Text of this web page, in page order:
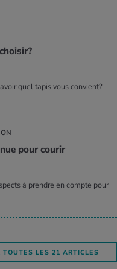
quel tapis vous convient?
pour cou­rir
à prendre en compte pour
TOUTES LES 21 ARTICLES